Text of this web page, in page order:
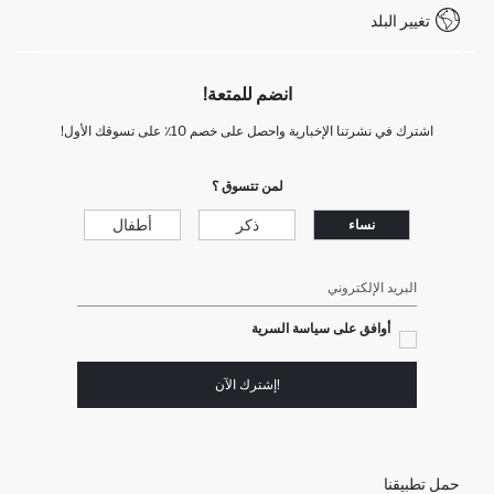
تغيير البلد
انضم للمتعة!
اشترك في نشرتنا الإخبارية واحصل على خصم 10٪ على تسوقك الأول!
لمن تتسوق ؟
نساء ذكر أطفال
البريد الإلكتروني
أوافق على سياسة السرية
!إشترك الآن
حمل تطبيقنا